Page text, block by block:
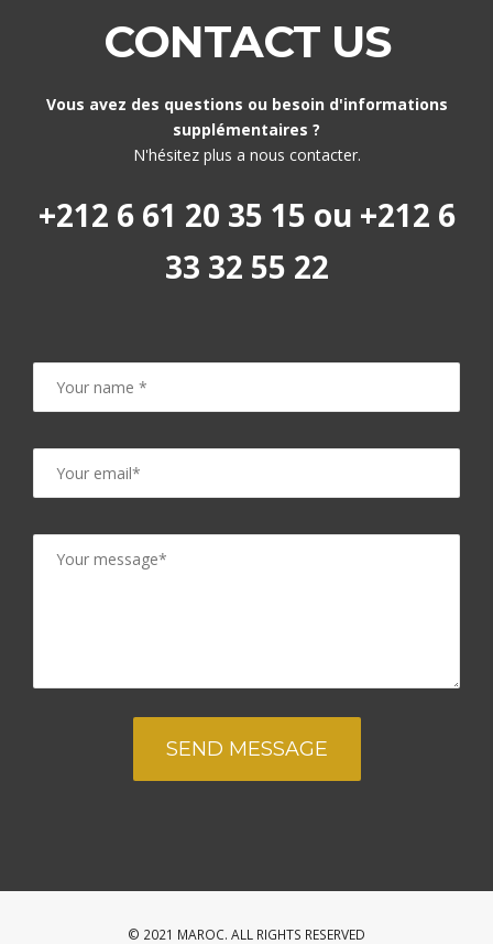
CONTACT US
Vous avez des questions ou besoin d'informations
supplémentaires ?
N'hésitez plus a nous contacter.
+212 6 61 20 35 15 ou +212 6
33 32 55 22
© 2021 MAROC. ALL RIGHTS RESERVED